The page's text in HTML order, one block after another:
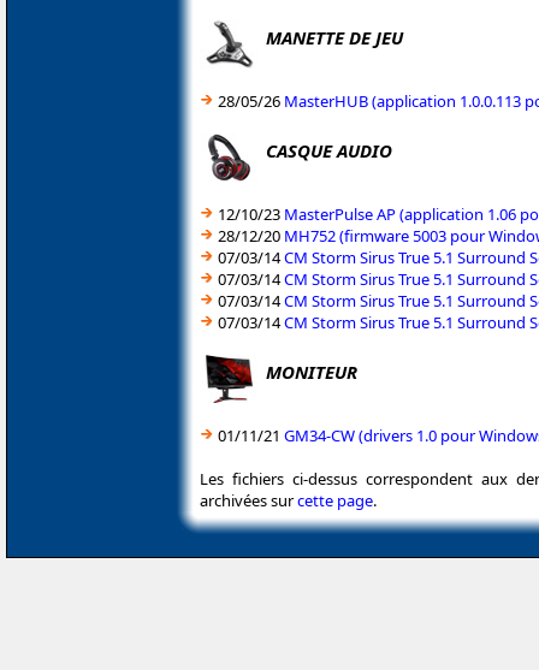
MANETTE DE JEU
28/05/26 MasterHUB (application 1.0.0.113
CASQUE AUDIO
12/10/23 MasterPulse AP (application 1.06
28/12/20 MH752 (firmware 5003 pour
07/03/14CM Storm Sirus True 5.1 Surround
07/03/14CM Storm Sirus True 5.1 Surround
07/03/14CM Storm Sirus True 5.1 Surround
07/03/14CM Storm Sirus True 5.1 Surround
MONITEUR
01/11/21 GM34-CW (drivers 1.0 pour
Les fichiers ci-dessus correspondent aux
archivées surcette page.